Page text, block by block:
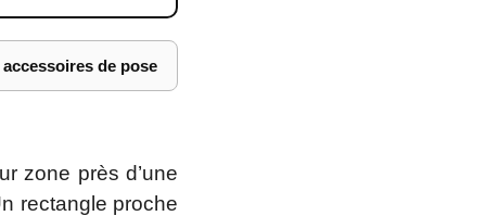
de pose
zone près d’une
rectangle proche